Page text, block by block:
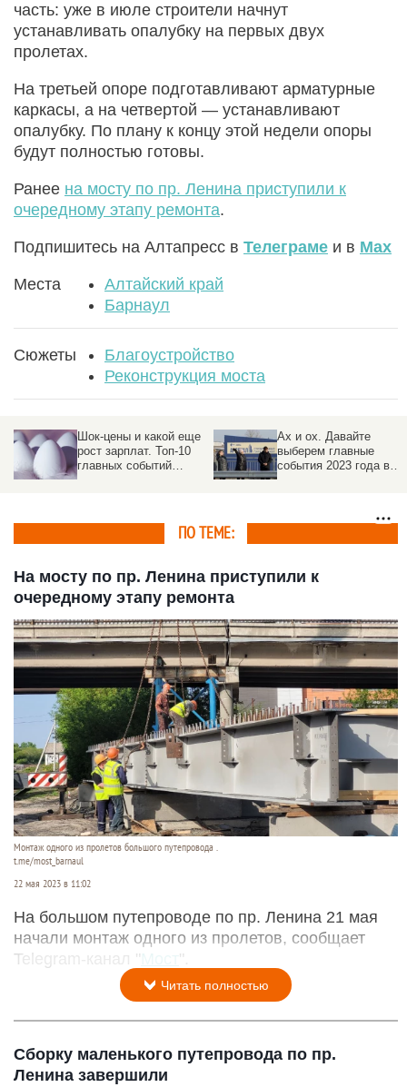
часть: уже в июле строители начнут
устанавливать опалубку на первых двух
пролетах.
На третьей опоре подготавливают арматурные
каркасы, а на четвертой — устанавливают
опалубку. По плану к концу этой недели опоры
будут полностью готовы.
Ранее на мосту по пр. Ленина приступили к
очередному этапу ремонта.
Подпишитесь на Алтапресс в Телеграме и в Max
Места
Алтайский край
Барнаул
Сюжеты
Благоустройство
Реконструкция моста
Ах и ох. Давайте
выберем главные
события 2023 года в
Прожили и выжили. 10
главных событий
Алтайского края по
ПО ТЕМЕ:
На мосту по пр. Ленина приступили к
очередному этапу ремонта
Монтаж одного из пролетов большого путепровода .
t.me/most_barnaul
22 мая 2023 в 11:02
На большом путепроводе по пр. Ленина 21 мая
начали монтаж одного из пролетов, сообщает
Telegram-канал "Мост ".
Читать полностью
Сборку маленького путепровода по пр.
Ленина завершили